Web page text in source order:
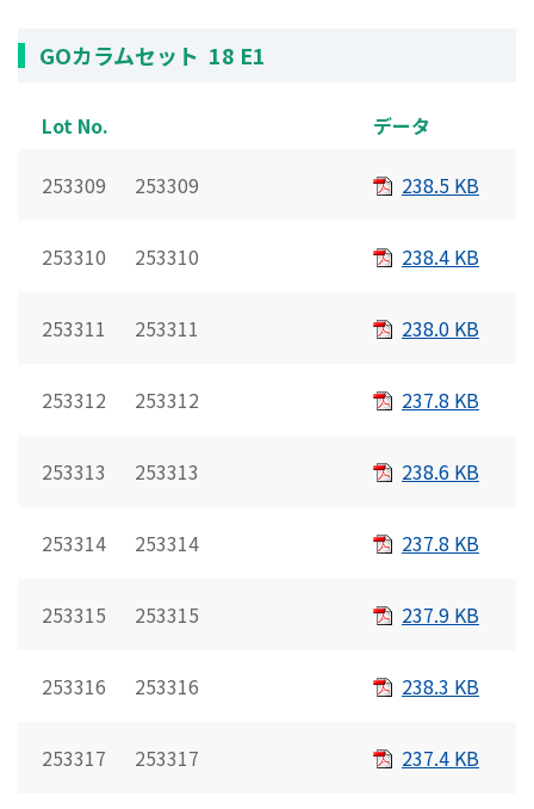
GOカラムセット 18 E1
Lot No. データ
253309 253309 238.5 KB
253310 253310 238.4 KB
253311 253311 238.0 KB
253312 253312 237.8 KB
253313 253313 238.6 KB
253314 253314 237.8 KB
253315 253315 237.9 KB
253316 253316 238.3 KB
253317 253317 237.4 KB